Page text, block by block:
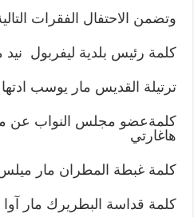
وتضمن الاحتفال الفقرات
كلمة رئيس بلدية ليفربول نيد
ترتيلة القديس مار يوسب ادتها
كلمةعضو مجلس النواب عن
هاغارتي
كلمة غبطة المطران مار ميلس
كلمة قداسة البطريرك مار آوا